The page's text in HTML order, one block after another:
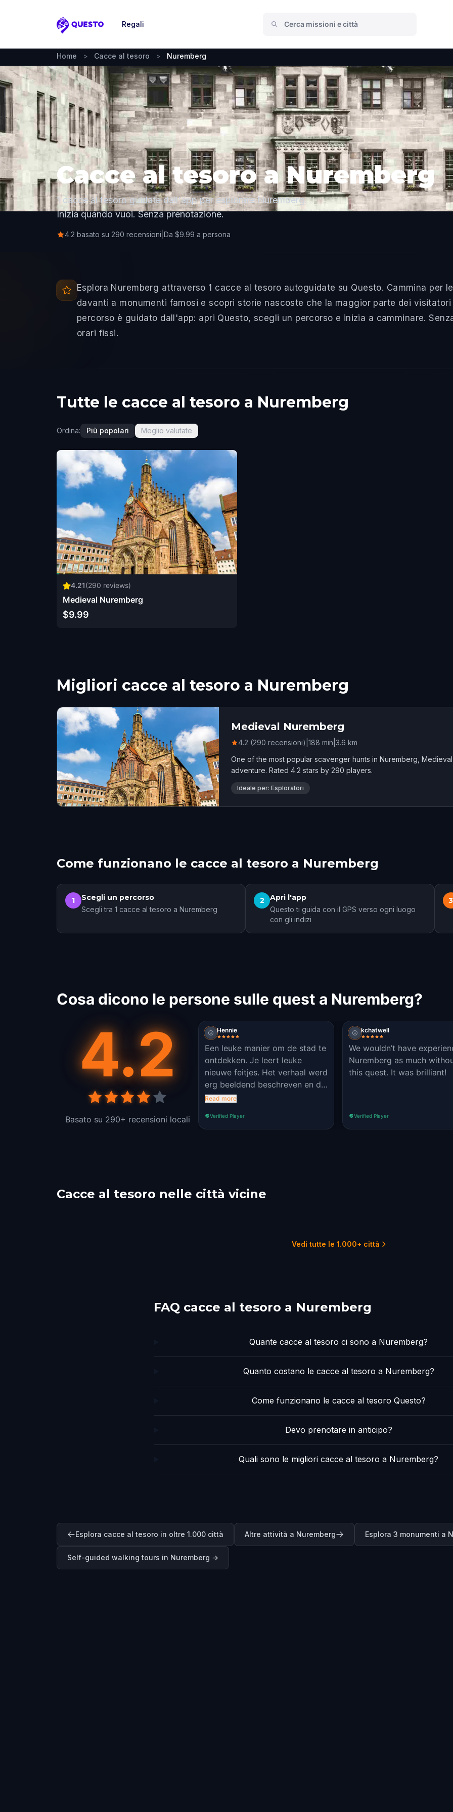
Questo
Regali
Home > Cacce al tesoro > Nuremberg
Cacce al tesoro a Nuremberg
1 cacce al tesoro guidate dall'app per esplorare Nuremberg.
Inizia quando vuoi. Senza prenotazione.
4.2 basato su 290 recensioni Da $9.99 a persona
Esplora Nuremberg attraverso 1 cacce al tesoro autoguidate su Questo. Cammina per
davanti a monumenti famosi e scopri storie nascoste che la maggior parte dei
percorso è guidato dall'app: apri Questo, scegli un percorso e inizia a camminare.
orari fissi.
Tutte le cacce al tesoro a Nuremberg
Ordina: Più popolari Meglio valutate
4.21(290 reviews)
Medieval Nuremberg
$9.99
Migliori cacce al tesoro a Nuremberg
Medieval Nuremberg
4.2 (290 recensioni) 188 min 3.6 km
One of the most popular scavenger hunts in Nuremberg,
adventure. Rated 4.2 stars by 290 players.
Ideale per: Esploratori
Come funzionano le cacce al tesoro a Nuremberg
1 Scegli un percorso
Scegli tra 1 cacce al tesoro a Nuremberg
2 Apri l'app
Questo ti guida con il GPS verso ogni luogo
con gli indizi
3
Cosa dicono le persone sulle quest a Nuremberg?
4.2
Basato su 290+ recensioni locali
Hennie
Een leuke manier om de stad te
ontdekken. Je leert leuke
nieuwe feitjes. Het verhaal werd
erg beeldend beschreven en de
route was duidelijk.
Read more
Verified Player
kchatwell
We wouldn’t have
Nuremberg as much
this quest. It was brilliant!
Verified Player
Cacce al tesoro nelle città vicine
Vedi tutte le 1.000+ città
FAQ cacce al tesoro a Nuremberg
Quante cacce al tesoro ci sono a Nuremberg?
Quanto costano le cacce al tesoro a Nuremberg?
Come funzionano le cacce al tesoro Questo?
Devo prenotare in anticipo?
Quali sono le migliori cacce al tesoro a Nuremberg?
Esplora cacce al tesoro in oltre 1.000 città Altre attività a Nuremberg Esplora 3 monumenti a
Self-guided walking tours in Nuremberg →